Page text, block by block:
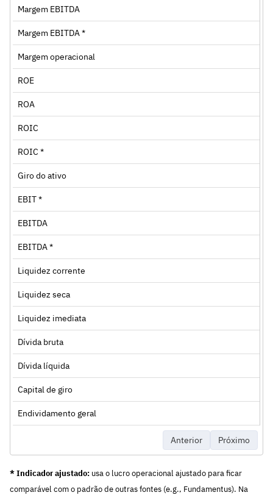
Margem EBITDA
Margem EBITDA *
Margem operacional
ROE
ROA
ROIC
ROIC *
Giro do ativo
EBIT *
EBITDA
EBITDA *
Liquidez corrente
Liquidez seca
Liquidez imediata
Dívida bruta
Dívida líquida
Capital de giro
Endividamento geral
Anterior Próximo
* Indicador ajustado: usa o lucro operacional ajustado para ficar
comparável com o padrão de outras fontes (e.g., Fundamentus). Na